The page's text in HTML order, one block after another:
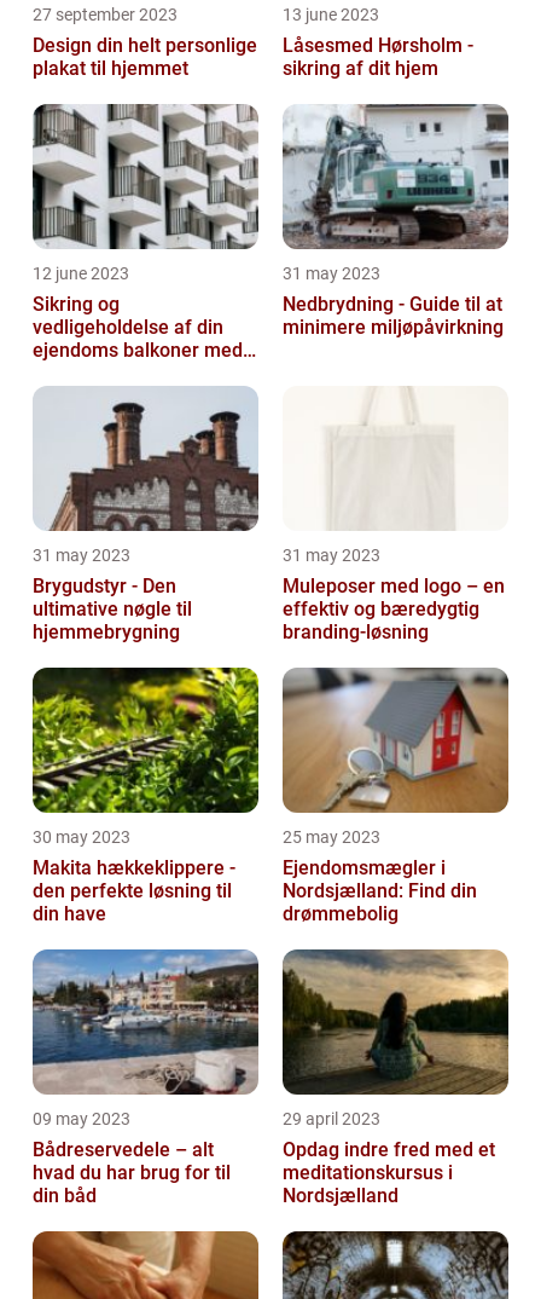
27 september 2023
Design din helt personlige
plakat til hjemmet
13 june 2023
Låsesmed Hørsholm -
sikring af dit hjem
12 june 2023
Sikring og
vedligeholdelse af din
ejendoms balkoner med
31 may 2023
Nedbrydning - Guide til at
minimere miljøpåvirkning
31 may 2023
Brygudstyr - Den
ultimative nøgle til
hjemmebrygning
31 may 2023
Muleposer med logo – en
effektiv og bæredygtig
branding-løsning
30 may 2023
Makita hækkeklippere -
den perfekte løsning til
din have
25 may 2023
Ejendomsmægler i
Nordsjælland: Find din
drømmebolig
09 may 2023
Bådreservedele – alt
hvad du har brug for til
din båd
29 april 2023
Opdag indre fred med et
meditationskursus i
Nordsjælland